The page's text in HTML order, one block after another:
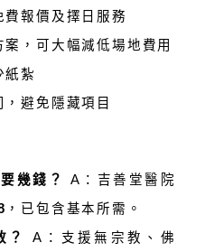
報價及擇日服務
，可大幅減低場地費用
紙紮
避免隱藏項目
幾錢？
A：吉善堂醫院
，已包含基本所需。
？
A：支援無宗教、佛